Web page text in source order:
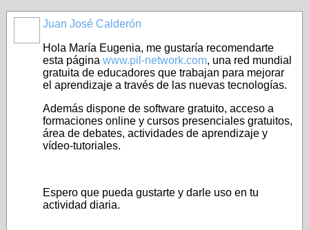
Juan José Calderón
Hola María Eugenia, me gustaría recomendarte
esta página www.pil-network.com, una red mundial
gratuita de educadores que trabajan para mejorar
el aprendizaje a través de las nuevas tecnologías.
Además dispone de software gratuito, acceso a
formaciones online y cursos presenciales gratuitos,
área de debates, actividades de aprendizaje y
vídeo-tutoriales.
Espero que pueda gustarte y darle uso en tu
actividad diaria.